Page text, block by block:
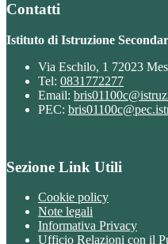
Contatti
Istituto di Istruzione
Via Eschilo, 1 72023
Tel: 0831772277
Email:
PEC:
Sezione Link Utili
Cookie policy
Note legali
Informativa Privacy
Ufficio Relazioni con il